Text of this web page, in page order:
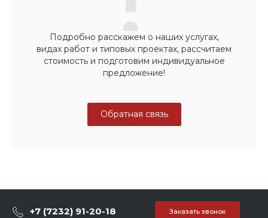
Подробно расскажем о наших услугах,
видах работ и типовых проектах, рассчитаем
стоимость и подготовим индивидуальное
предложение!
Обратная связь
+7 (7232) 91-20-18 Заказать звонок